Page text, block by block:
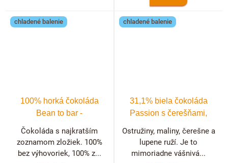
chladené balenie
100% horká čokoláda
Bean to bar -
Dominikánska republika
Čokoláda s najkratším
zoznamom zložiek. 100%
bez výhovoriek, 100% z...
chladené balenie
31,1% biela čokoláda
Passion s čerešňami,
ružou
Ostružiny, maliny, čerešne a
lupene ruží. Je to
mimoriadne vášnivá...